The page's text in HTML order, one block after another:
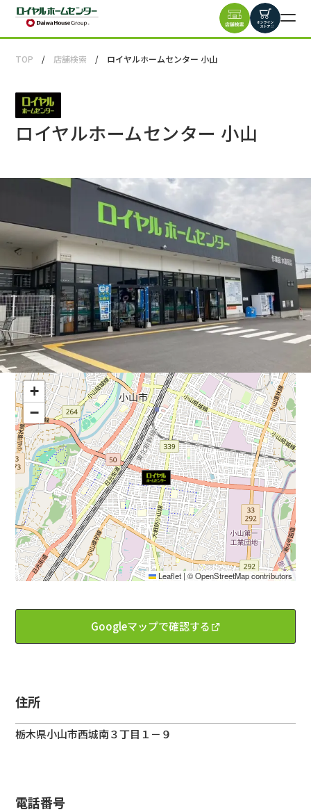
TOP 店舗検索 ロイヤルホームセンター 小山
ロイヤルホームセンター 小山
+
−
Leaflet | ©OpenStreetMapcontributors
Googleマップで確認する
住所
栃木県小山市西城南３丁目１－９
電話番号